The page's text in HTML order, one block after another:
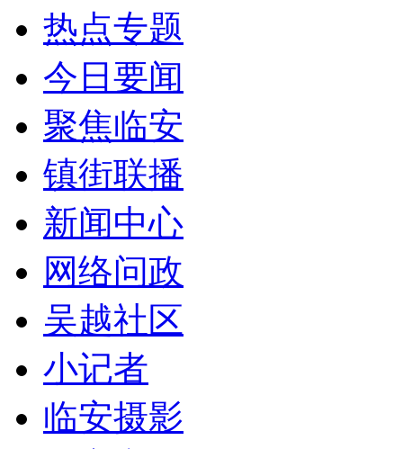
热点专题
今日要闻
聚焦临安
镇街联播
新闻中心
网络问政
吴越社区
小记者
临安摄影